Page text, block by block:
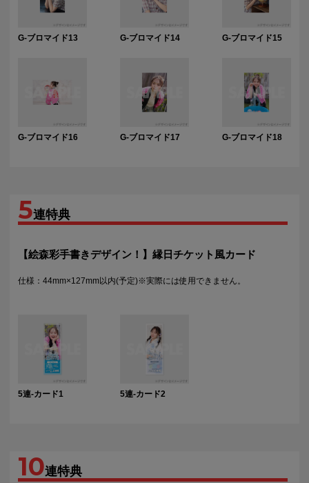
G-ブロマイド13 G-ブロマイド14 G-ブロマイド15
G-ブロマイド16 G-ブロマイド17 G-ブロマイド18
5連特典
【絵森彩手書きデザイン！】縁日チケット風カード
仕様：44mm×127mm以内(予定)※実際には使用できません。
5連-カード1 5連-カード2
10連特典